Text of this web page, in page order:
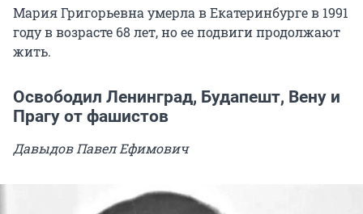
Мария Григорьевна умерла в Екатеринбурге в 1991
году в возрасте 68 лет, но ее подвиги продолжают
жить.
Освободил Ленинград, Будапешт, Вену и
Прагу от фашистов
Давыдов Павел Ефимович